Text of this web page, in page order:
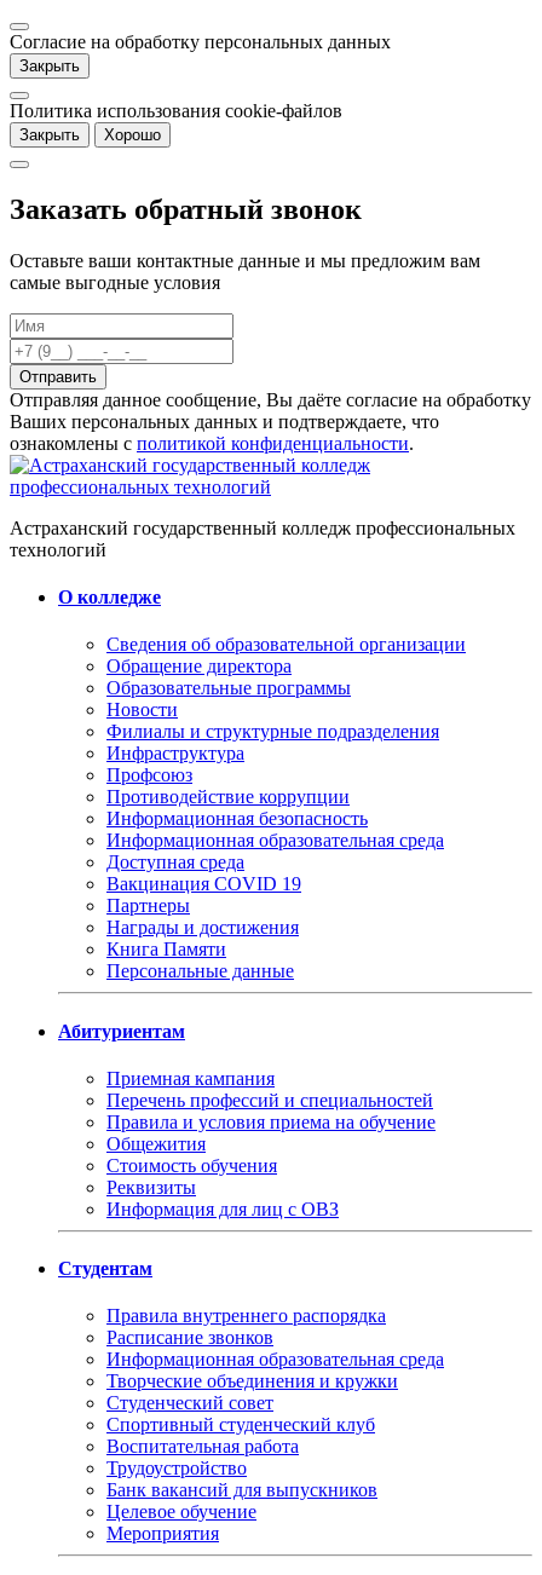
Согласие на обработку персональных данных
Закрыть
Политика использования cookie-файлов
Закрыть Хорошо
Заказать обратный звонок
Оставьте ваши контактные данные и мы предложим вам
самые выгодные условия
Отправляя данное сообщение, Вы даёте согласие на обработку
Ваших персональных данных и подтверждаете, что
ознакомлены с политикой конфиденциальности.
Астраханский государственный колледж профессиональных
технологий
О колледже
Сведения об образовательной организации
Обращение директора
Образовательные программы
Новости
Филиалы и структурные подразделения
Инфраструктура
Профсоюз
Противодействие коррупции
Информационная безопасность
Информационная образовательная среда
Доступная среда
Вакцинация COVID 19
Партнеры
Награды и достижения
Книга Памяти
Персональные данные
Абитуриентам
Приемная кампания
Перечень профессий и специальностей
Правила и условия приема на обучение
Общежития
Стоимость обучения
Реквизиты
Информация для лиц с ОВЗ
Студентам
Правила внутреннего распорядка
Расписание звонков
Информационная образовательная среда
Творческие объединения и кружки
Студенческий совет
Спортивный студенческий клуб
Воспитательная работа
Трудоустройство
Банк вакансий для выпускников
Целевое обучение
Мероприятия